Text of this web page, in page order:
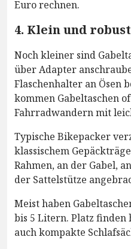
Euro rechnen.
4. Klein und
Noch kleiner sind
über Adapter
Flaschenhalter an Ösen
kommen Gabeltaschen
Fahrradwandern mit
Typische Bikepacker
klassischem
Rahmen, an der Gabel,
der Sattelstütze
Meist haben
bis 5 Litern. Platz
auch kompakte